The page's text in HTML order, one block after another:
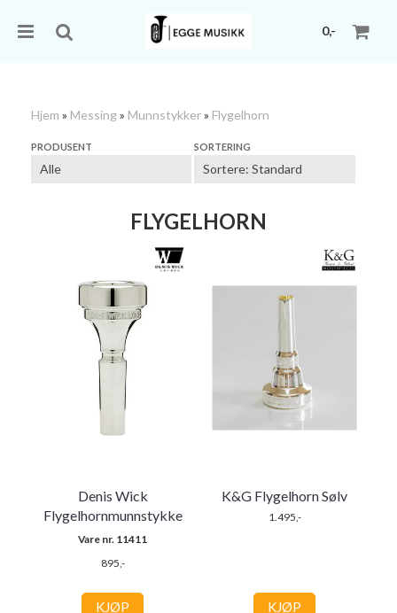
0,-
Hjem » Messing» Munnstykker» Flygelhorn
PRODUSENT SORTERING
FLYGELHORN
Denis Wick
Flygelhornmunnstykke
Vare nr. 11411
895,-
KJØP
K&G Flygelhorn Sølv
1.495,-
KJØP